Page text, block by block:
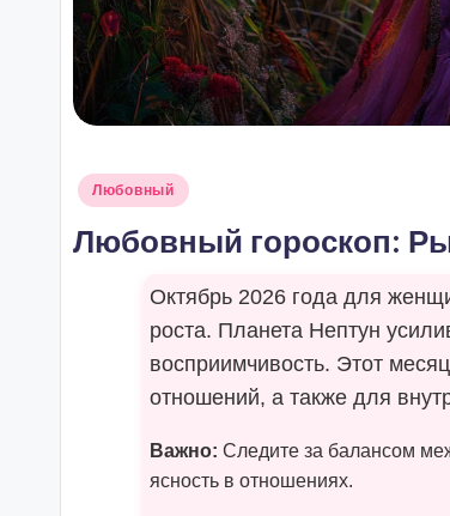
Опубликовано
Любовный
Любовный гороскоп:
Октябрь 2026 года для
роста. Планета Нептун
восприимчивость. Этот
отношений, а также для
Важно: Следите за балансом
ясность в отношениях.